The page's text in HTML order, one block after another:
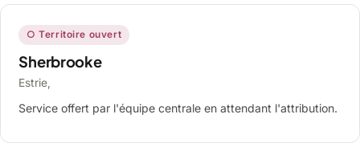
○ Territoire ouvert
Sherbrooke
Estrie,
Service offert par l'équipe centrale en attendant l'attribution.